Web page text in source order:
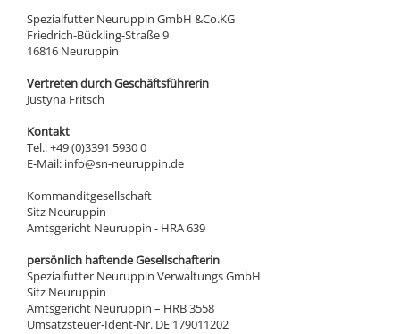
Spezialfutter Neuruppin GmbH &Co.KG
Friedrich-Bückling-Straße 9
16816 Neuruppin
Vertreten durch Geschäftsführerin
Justyna Fritsch
Kontakt
Tel.: +49 (0)3391 5930 0
E-Mail: info@sn-neuruppin.de
Kommanditgesellschaft
Sitz Neuruppin
Amtsgericht Neuruppin - HRA 639
persönlich haftende Gesellschafterin
Spezialfutter Neuruppin Verwaltungs GmbH
Sitz Neuruppin
Amtsgericht Neuruppin – HRB 3558
Umsatzsteuer-Ident-Nr. DE 179011202